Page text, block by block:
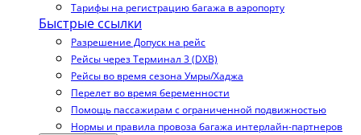
Тарифы на регистрацию багажа в аэропорту
Быстрые ссылки
Разрешение Допуск на рейс
Рейсы через Терминал 3 (DXB)
Рейсы во время сезона Умры/Хаджа
Перелет во время беременности
Помощь пассажирам с ограниченной подвижностью
Нормы и правила провоза багажа интерлайн-партнеров